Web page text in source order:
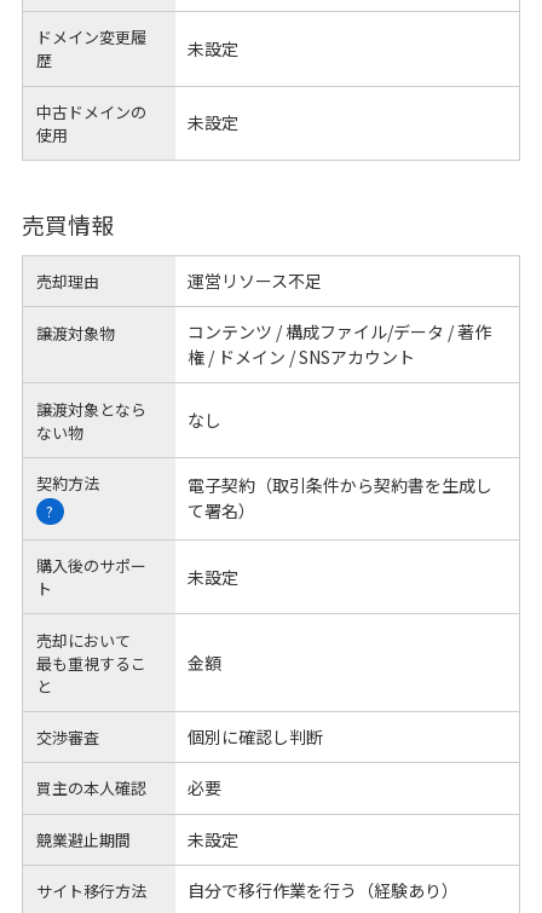
ドメイン変更履
歴
未設定
中古ドメインの
使用
未設定
売買情報
売却理由 運営リソース不足
譲渡対象物
コンテンツ / 構成ファイル/データ / 著作
権 / ドメイン / SNSアカウント
譲渡対象となら
ない物
なし
契約方法
?
電子契約（取引条件から契約書を生成し
て署名）
購入後のサポー
ト
未設定
売却において
最も重視するこ
と
金額
交渉審査 個別に確認し判断
買主の本人確認 必要
競業避止期間 未設定
サイト移行方法 自分で移行作業を行う（経験あり）